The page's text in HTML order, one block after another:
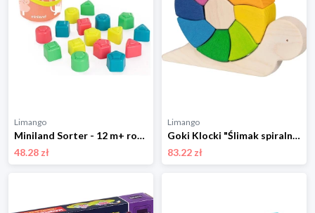
Limango
Miniland Sorter - 12 m+ rozmiar: onesize
48.28 zł
Limango
Goki Klocki "Ślimak spiralny" - 2+ rozmiar: onesize
83.22 zł